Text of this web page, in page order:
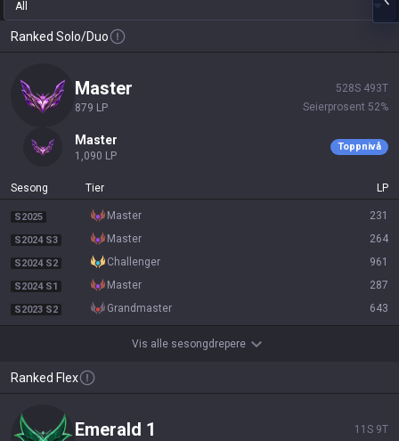
All
Ranked Solo/Duo
master
879 LP
528S 493T
Seierprosent 52%
master
1,090 LP
Toppnivå
Sesong Tier LP
S2025 master 231
S2024 S3 master 264
S2024 S2 challenger 961
S2024 S1 master 287
S2023 S2 grandmaster 643
Vis alle sesongdrepere
Ranked Flex
emerald 1 11 S 9T